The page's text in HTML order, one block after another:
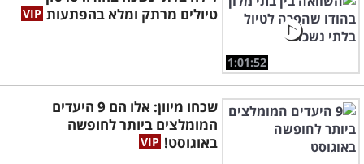
1:01:52
טיולים מרתק ומלא בהפתעות
שכחו מיוון: אלו הם 9 היעדים
המומלצים ביותר לחופשה
באוגוסט!